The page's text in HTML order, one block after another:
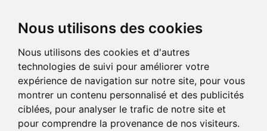
Nous utilisons des cookies
Nous utilisons des cookies et d'autres
technologies de suivi pour améliorer votre
expérience de navigation sur notre site, pour vous
montrer un contenu personnalisé et des publicités
ciblées, pour analyser le trafic de notre site et
pour comprendre la provenance de nos visiteurs.